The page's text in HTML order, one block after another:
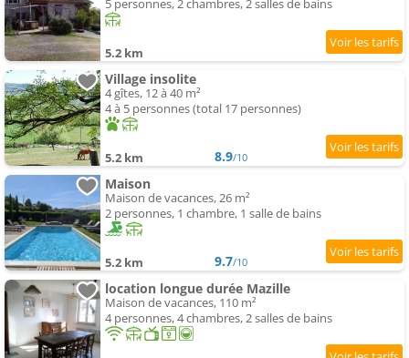
5 personnes, 2 chambres, 2 salles de bains
5.2 km
Village insolite
4 gîtes, 12 à 40 m²
4 à 5 personnes (total 17 personnes)
5.2 km 8.9/10
Maison
Maison de vacances, 26 m²
2 personnes, 1 chambre, 1 salle de bains
5.2 km 9.7/10
location longue durée Mazille
Maison de vacances, 110 m²
4 personnes, 4 chambres, 2 salles de bains